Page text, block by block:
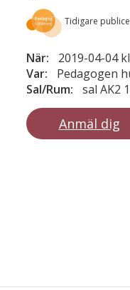
Tidigare
När: 2019-04-04
Var:
Pedagogen
Sal/Rum:
sal AK2
Anmäl dig